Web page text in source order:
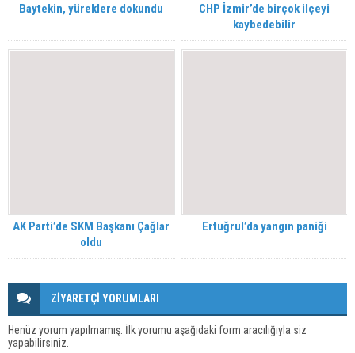
Baytekin, yüreklere dokundu
CHP İzmir’de birçok ilçeyi
kaybedebilir
AK Parti’de SKM Başkanı Çağlar
oldu
Ertuğrul’da yangın paniği
ZİYARETÇİ YORUMLARI
Henüz yorum yapılmamış. İlk yorumu aşağıdaki form aracılığıyla siz
yapabilirsiniz.